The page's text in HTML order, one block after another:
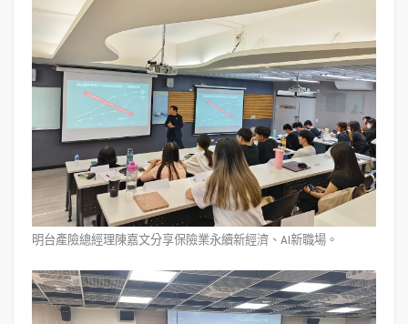
明台產險總經理陳嘉文分享保險業永續新經濟、AI新職場。